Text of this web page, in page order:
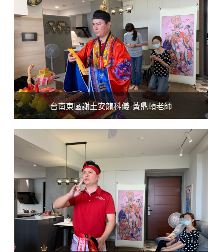
台南東區謝土安龍科儀-黃鼎頤老師